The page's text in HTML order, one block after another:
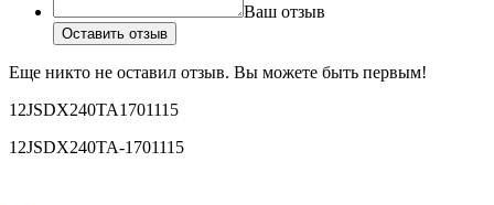
Ваш отзыв
Оставить отзыв
Еще никто не оставил отзыв. Вы можете быть первым!
12JSDX240TA1701115
12JSDX240TA-1701115